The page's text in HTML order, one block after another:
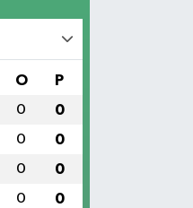
O P
0 0
0 0
0 0
0 0